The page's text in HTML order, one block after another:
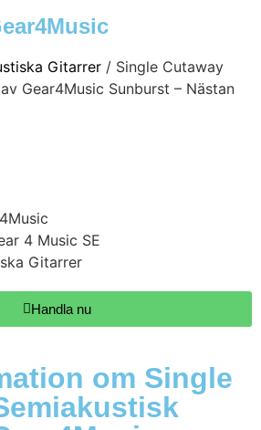
Gitarrer / Single Cutaway
Gear4Music Sunburst – Nästan
4 Music SE
Gitarrer
Handla nu
om Single